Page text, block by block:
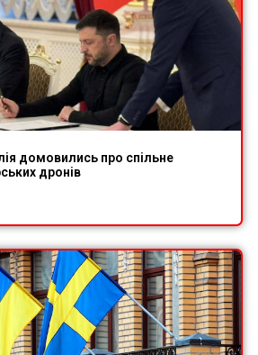
домовились про спільне
дронів